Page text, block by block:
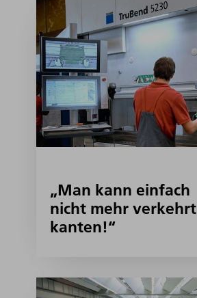
„Man kann einfach
nicht mehr verkehrt
kanten!“